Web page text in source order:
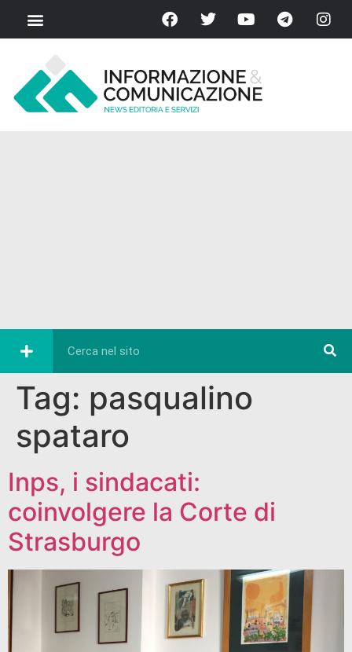
Tag: pasqualino
spataro
Inps, i sindacati:
coinvolgere la Corte di
Strasburgo